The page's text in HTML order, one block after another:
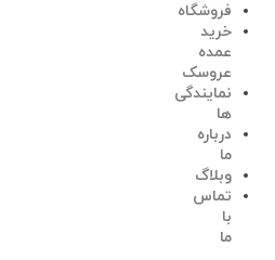
فروشگاه
خرید
عمده
عروسک
نمایندگی
ها
درباره
ما
وبلاگ
تماس
با
ما